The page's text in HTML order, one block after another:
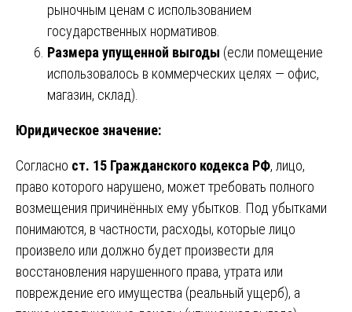
рыночным ценам с использованием
государственных нормативов.
Размера упущенной выгоды (если помещение
использовалось в коммерческих целях — офис,
магазин, склад).
Юридическое значение:
Согласно ст. 15 Гражданского кодекса РФ, лицо,
право которого нарушено, может требовать полного
возмещения причинённых ему убытков. Под убытками
понимаются, в частности, расходы, которые лицо
произвело или должно будет произвести для
восстановления нарушенного права, утрата или
повреждение его имущества (реальный ущерб), а